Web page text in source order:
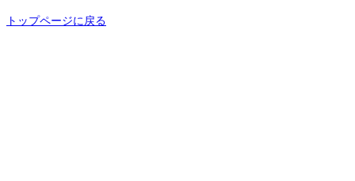
トップページに戻る